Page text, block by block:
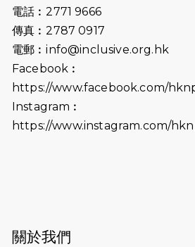
2024-10-01
港鐵「Chill Fun
參加 邀視障、聽
2024-08-11
Justice
released last
電話︰2771 9666
傳真︰2787 0917
電郵︰info@inclusive.org.hk
Facebook︰
https://www.facebook.com/
Instagram︰
https://www.instagram.com/
關於我們